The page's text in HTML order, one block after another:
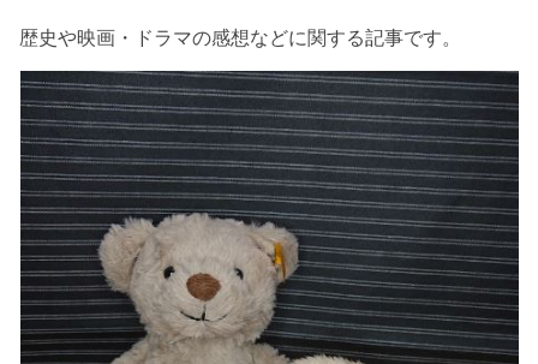
歴史や映画・ドラマの感想などに関する記事です。